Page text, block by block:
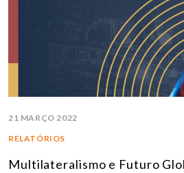
21 MARÇO 2022
RELATÓRIOS
Multilateralismo e Futuro